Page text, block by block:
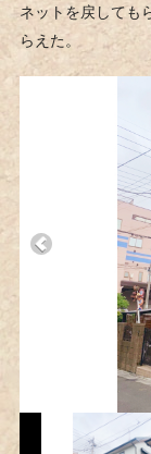
ネットを戻しても
らえた。